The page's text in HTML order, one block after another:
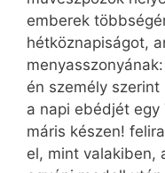
emberek
hétköznapiságot,
én személy
a napi ebédjét
máris készen!
el, mint valakiben,